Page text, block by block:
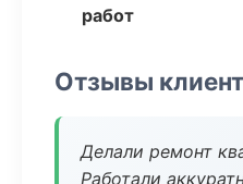
работ
Отзывы
Делали ремонт
Работали